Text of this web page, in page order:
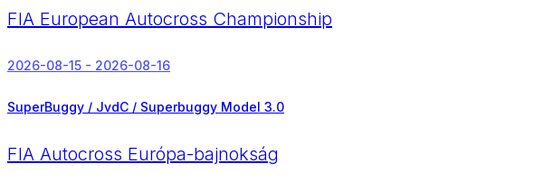
FIA European Autocross Championship
2026-08-15 - 2026-08-16
SuperBuggy / JvdC / Superbuggy Model 3.0
FIA Autocross Európa-bajnokság